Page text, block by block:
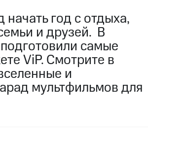
Здоровье и фитнесПриложения от МТС
год с отдыха,
и друзей. В
самые
ViP. Смотрите в
и
мультфильмов для